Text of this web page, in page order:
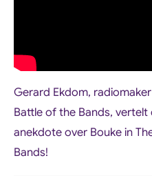
Gerard Ekdom,
Battle of the Bands, vertelt
anekdote over Bouke in
Bands!